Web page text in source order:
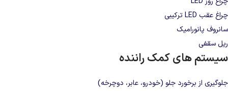
چراغ عقب LED ترکیبی
سانروف پانورامیک
ریل سقفی
سیستم‌ های کمک‌ راننده
جلوگیری از برخورد جلو (خودرو، عابر، دوچرخه)